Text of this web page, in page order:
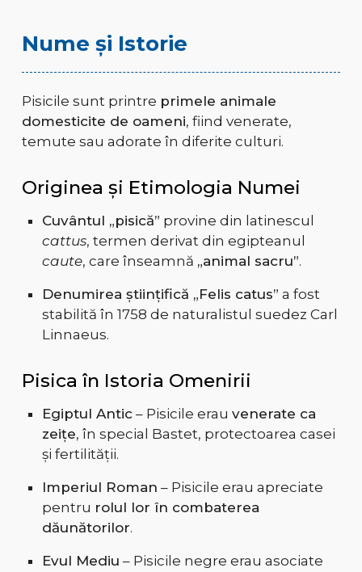
Nume și Istorie
Pisicile sunt printre primele animale
domesticite de oameni, fiind venerate,
temute sau adorate în diferite culturi.
Originea și Etimologia Numei
Cuvântul „pisică” provine din latinescul
cattus, termen derivat din egipteanul
caute, care înseamnă „animal sacru”.
Denumirea științifică „Felis catus” a fost
stabilită în 1758 de naturalistul suedez Carl
Linnaeus.
Pisica în Istoria Omenirii
Egiptul Antic– Pisicile erau venerate ca
zeițe, în special Bastet, protectoarea casei
și fertilității.
Imperiul Roman – Pisicile erau apreciate
pentru rolul lor în combaterea
dăunătorilor.
Evul Mediu – Pisicile negre erau asociate